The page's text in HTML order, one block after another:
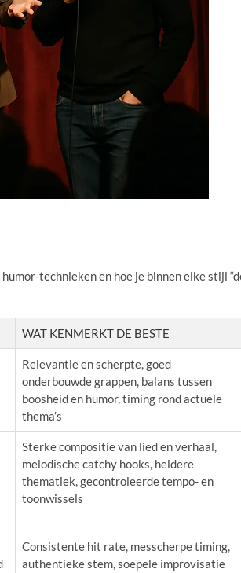
technieken en hoe je binnen elke stijl
WAT KENMERKT DE BESTE
Relevantie en scherpte, goed
onderbouwde grappen, balans tussen
boosheid en humor, timing rond actuele
thema’s
Sterke compositie van lied en verhaal,
melodische catchy hooks, heldere
thematiek, gecontroleerde tempo- en
toonwissels
Consistente hit rate, messcherpe timing,
authentieke stem, soepele improvisatie